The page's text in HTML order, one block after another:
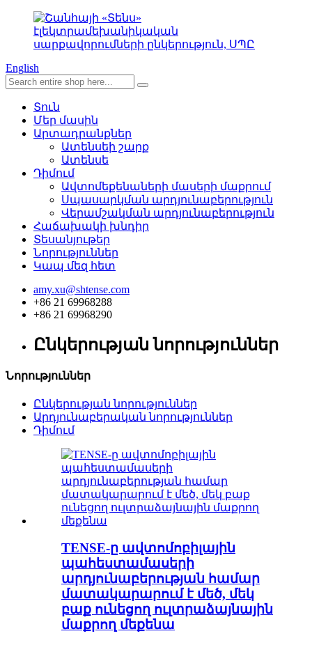
English
Տուն
Մեր մասին
Արտադրանքներ
Ատենսեի շարք
Ատենսե
Դիմում
Ավտոմեքենաների մասերի մաքրում
Սպասարկման արդյունաբերություն
Վերամշակման արդյունաբերություն
Հաճախակի խնդիր
Տեսանյութեր
Նորություններ
Կապ մեզ հետ
amy.xu@shtense.com
+86 21 69968288
+86 21 69968290
Ընկերության նորություններ
Նորություններ
Ընկերության նորություններ
Արդյունաբերական նորություններ
Դիմում
TENSE-ը ավտոմոբիլային
պահեստամասերի
արդյունաբերության համար
մատակարարում է մեծ, մեկ
բաք ունեցող ուլտրաձայնային
մաքրող մեքենա